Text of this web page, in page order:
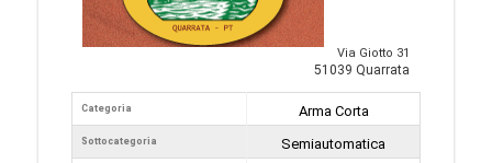
Via Giotto 31
51039 Quarrata
Categoria
Sottocategoria
Arma Corta
Semiautomatica